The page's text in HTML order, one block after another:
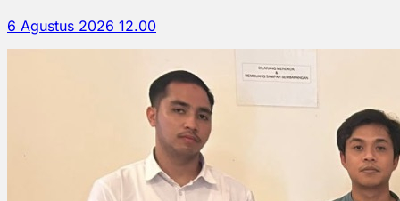
6 Agustus 2026 12.00